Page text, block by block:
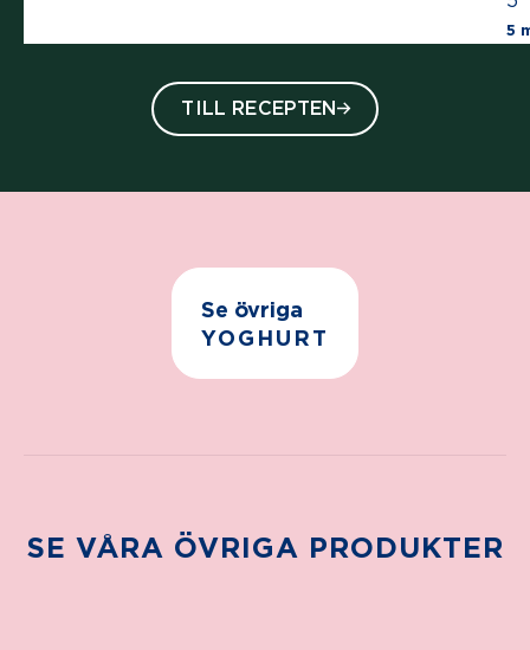
5
TILL RECEPTEN
Se övriga
YOGHURT
SE VÅRA ÖVRIGA PRODUKTER